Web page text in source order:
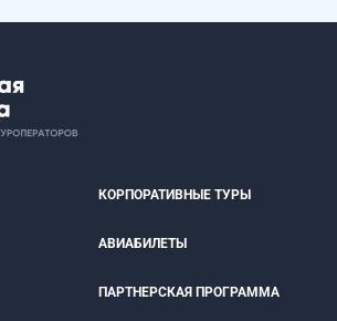
КОРПОРАТИВНЫЕ ТУРЫ
АВИАБИЛЕТЫ
ПАРТНЕРСКАЯ ПРОГРАММА